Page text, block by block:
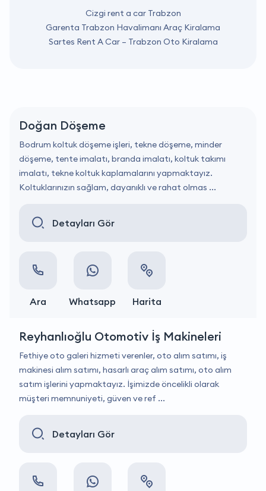
Cizgi rent a car Trabzon
Garenta Trabzon Havalimanı Araç Kiralama
Sartes Rent A Car – Trabzon Oto Kiralama
Doğan Döşeme
Bodrum koltuk döşeme işleri, tekne döşeme, minder
döşeme, tente imalatı, branda imalatı, koltuk takımı
imalatı, tekne koltuk kaplamalarını yapmaktayız.
Koltuklarınızın sağlam, dayanıklı ve rahat olmas ...
Detayları Gör
Ara Whatsapp Harita
Reyhanlıoğlu Otomotiv İş Makineleri
Fethiye oto galeri hizmeti verenler, oto alım satımı, iş
makinesi alım satımı, hasarlı araç alım satımı, oto alım
satım işlerini yapmaktayız. İşimizde öncelikli olarak
müşteri memnuniyeti, güven ve ref ...
Detayları Gör